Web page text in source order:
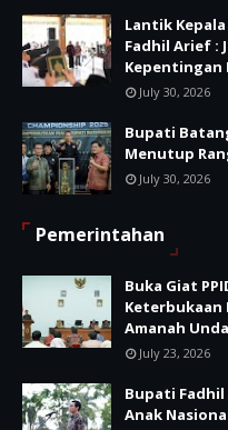
Lantik Kepala
Fadhil Arief :
Kepentingan
July 30, 2026
Bupati
Menutup
July 30, 2026
Pemerintahan
Buka Giat
Keterbukaan
Amanah
July 23, 2026
Bupati
Anak